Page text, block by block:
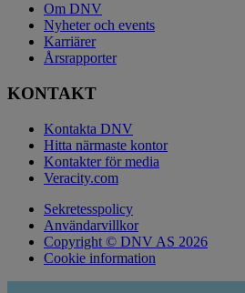
Om DNV
Nyheter och events
Karriärer
Årsrapporter
KONTAKT
Kontakta DNV
Hitta närmaste kontor
Kontakter för media
Veracity.com
Sekretesspolicy
Användarvillkor
Copyright © DNV AS 2026
Cookie information